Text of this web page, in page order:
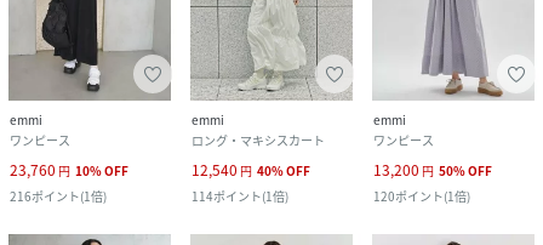
emmi
ワンピース
23,760 円 10%OFF
216ポイント(1倍)
emmi
ロング・マキシスカート
12,540 円 40%OFF
114ポイント(1倍)
emmi
ワンピース
13,200 円 50%OFF
120ポイント(1倍)